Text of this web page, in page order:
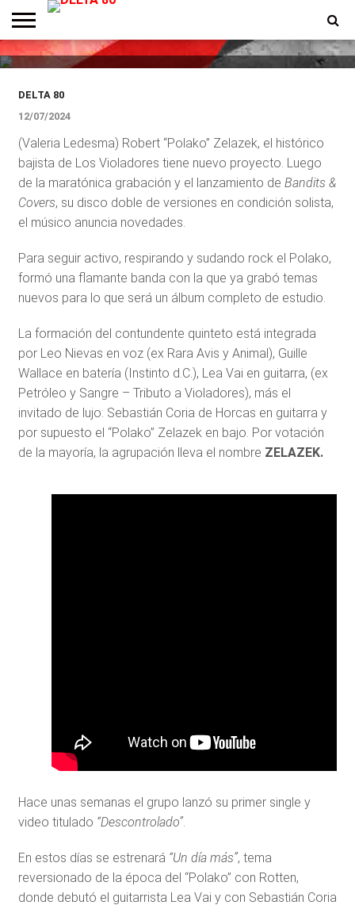
ENTREVISTAS
PREMIOS
PRODUCCIONES
PROGRAMACION
CONTACTO
HOMEPAGE
Violadores, anuncia su nuevo
proyecto
DELTA 80
12/07/2024
(Valeria Ledesma) Robert “Polako” Zelazek, el histórico
bajista de Los Violadores tiene nuevo proyecto. Luego
de la maratónica grabación y el lanzamiento de Bandits &
Covers, su disco doble de versiones en condición solista,
el músico anuncia novedades.
Para seguir activo, respirando y sudando rock el Polako,
formó una flamante banda con la que ya grabó temas
nuevos para lo que será un álbum completo de estudio.
La formación del contundente quinteto está integrada
por Leo Nievas en voz (ex Rara Avis y Animal), Guille
Wallace en batería (Instinto d.C.), Lea Vai en guitarra, (ex
Petróleo y Sangre – Tributo a Violadores), más el
invitado de lujo: Sebastián Coria de Horcas en guitarra y
por supuesto el “Polako” Zelazek en bajo. Por votación
de la mayoría, la agrupación lleva el nombre ZELAZEK.
Hace unas semanas el grupo lanzó su primer single y
video titulado “Descontrolado”.
En estos días se estrenará “Un día más”, tema
reversionado de la época del “Polako” con Rotten,
donde debutó el guitarrista Lea Vai y con Sebastián Coria